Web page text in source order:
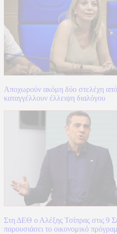
Αποχωρούν ακόμη δύο στελέχη
καταγγέλλουν έλλειψη διαλόγου
Στη ΔΕΘ ο Αλέξης Τσίπρας στις 9
παρουσιάσει το οικονομικό